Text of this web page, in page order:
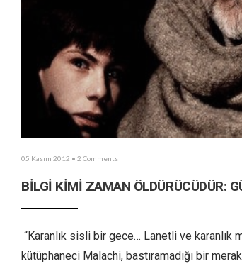
05 Kasım 2012 • 2 Comments
BİLGİ KİMİ ZAMAN ÖLDÜRÜCÜDÜR:
“Karanlık sisli bir gece… Lanetli ve karanlık
kütüphaneci Malachi, bastıramadığı bir merak